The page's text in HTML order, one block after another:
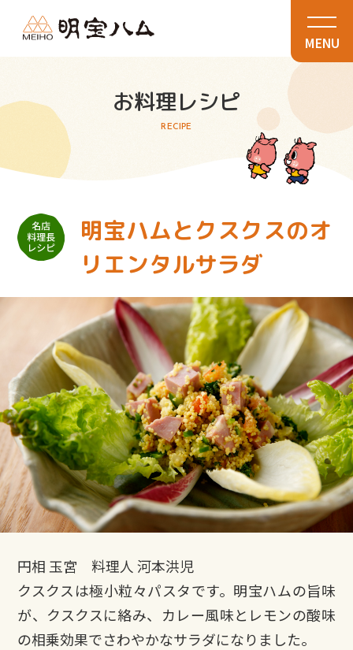
お料理レシピ
RECIPE
明宝ハムとクスクスのオ
リエンタルサラダ
円相 玉宮 料理人 河本洪児
クスクスは極小粒々パスタです。明宝ハムの旨味
が、クスクスに絡み、カレー風味とレモンの酸味
の相乗効果でさわやかなサラダになりました。
MENU